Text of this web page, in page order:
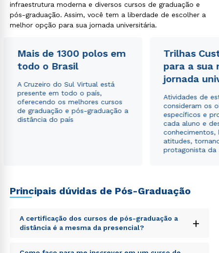
infraestrutura moderna e diversos cursos de graduação e
pós-graduação. Assim, você tem a liberdade de escolher a
melhor opção para sua jornada universitária.
Mais de 1300 polos em
todo o Brasil
A Cruzeiro do Sul Virtual está
presente em todo o país,
oferecendo os melhores cursos
de graduação e pós-graduação a
distância do país
Trilhas
para a sua
jornada
Atividades de
consideram os
específicos e
cada aluno e
conhecimentos,
atitudes,
protagonista da
Principais dúvidas de Pós-Graduação
A certificação dos cursos de pós-graduação a
distância é a mesma da presencial?
+
Sed ut perspiciatis unde omnis iste natus error sit
Estou de acordo com a
autorizo que meus dados sejam utilizados para o